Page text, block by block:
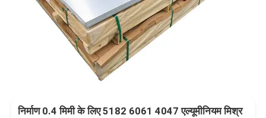
निर्माण 0.4 मिमी के लिए 5182 6061 4047 एल्यूमीनियम मिश्र